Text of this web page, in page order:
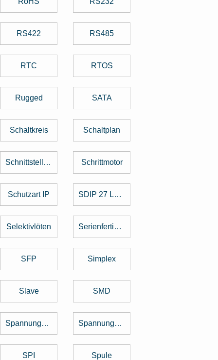
RS422 RS485
RTC RTOS
Rugged SATA
Schaltkreis Schaltplan
Schnittstellenkarte Schrittmotor
Schutzart IP SDIP 27 Level
Selektivlöten Serienfertigung
SFP Simplex
Slave SMD
Spannungsregler Spannungswandler
SPI Spule